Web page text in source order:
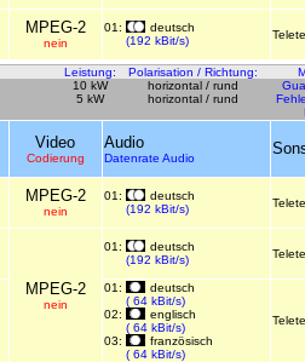
MPEG-2
nein
01:
deutsch
(192 kBit/s)
Leistung: Polarisation / Richtung:
10 kW horizontal / rund
5 kW horizontal / rund
Video
Codierung
Audio
Datenrate Audio
MPEG-2
nein
01:
deutsch
(192 kBit/s)
MPEG-2
nein
01:
deutsch
(192 kBit/s)
01:
deutsch
( 64 kBit/s)
02:
englisch
( 64 kBit/s)
03:
französisch
( 64 kBit/s)